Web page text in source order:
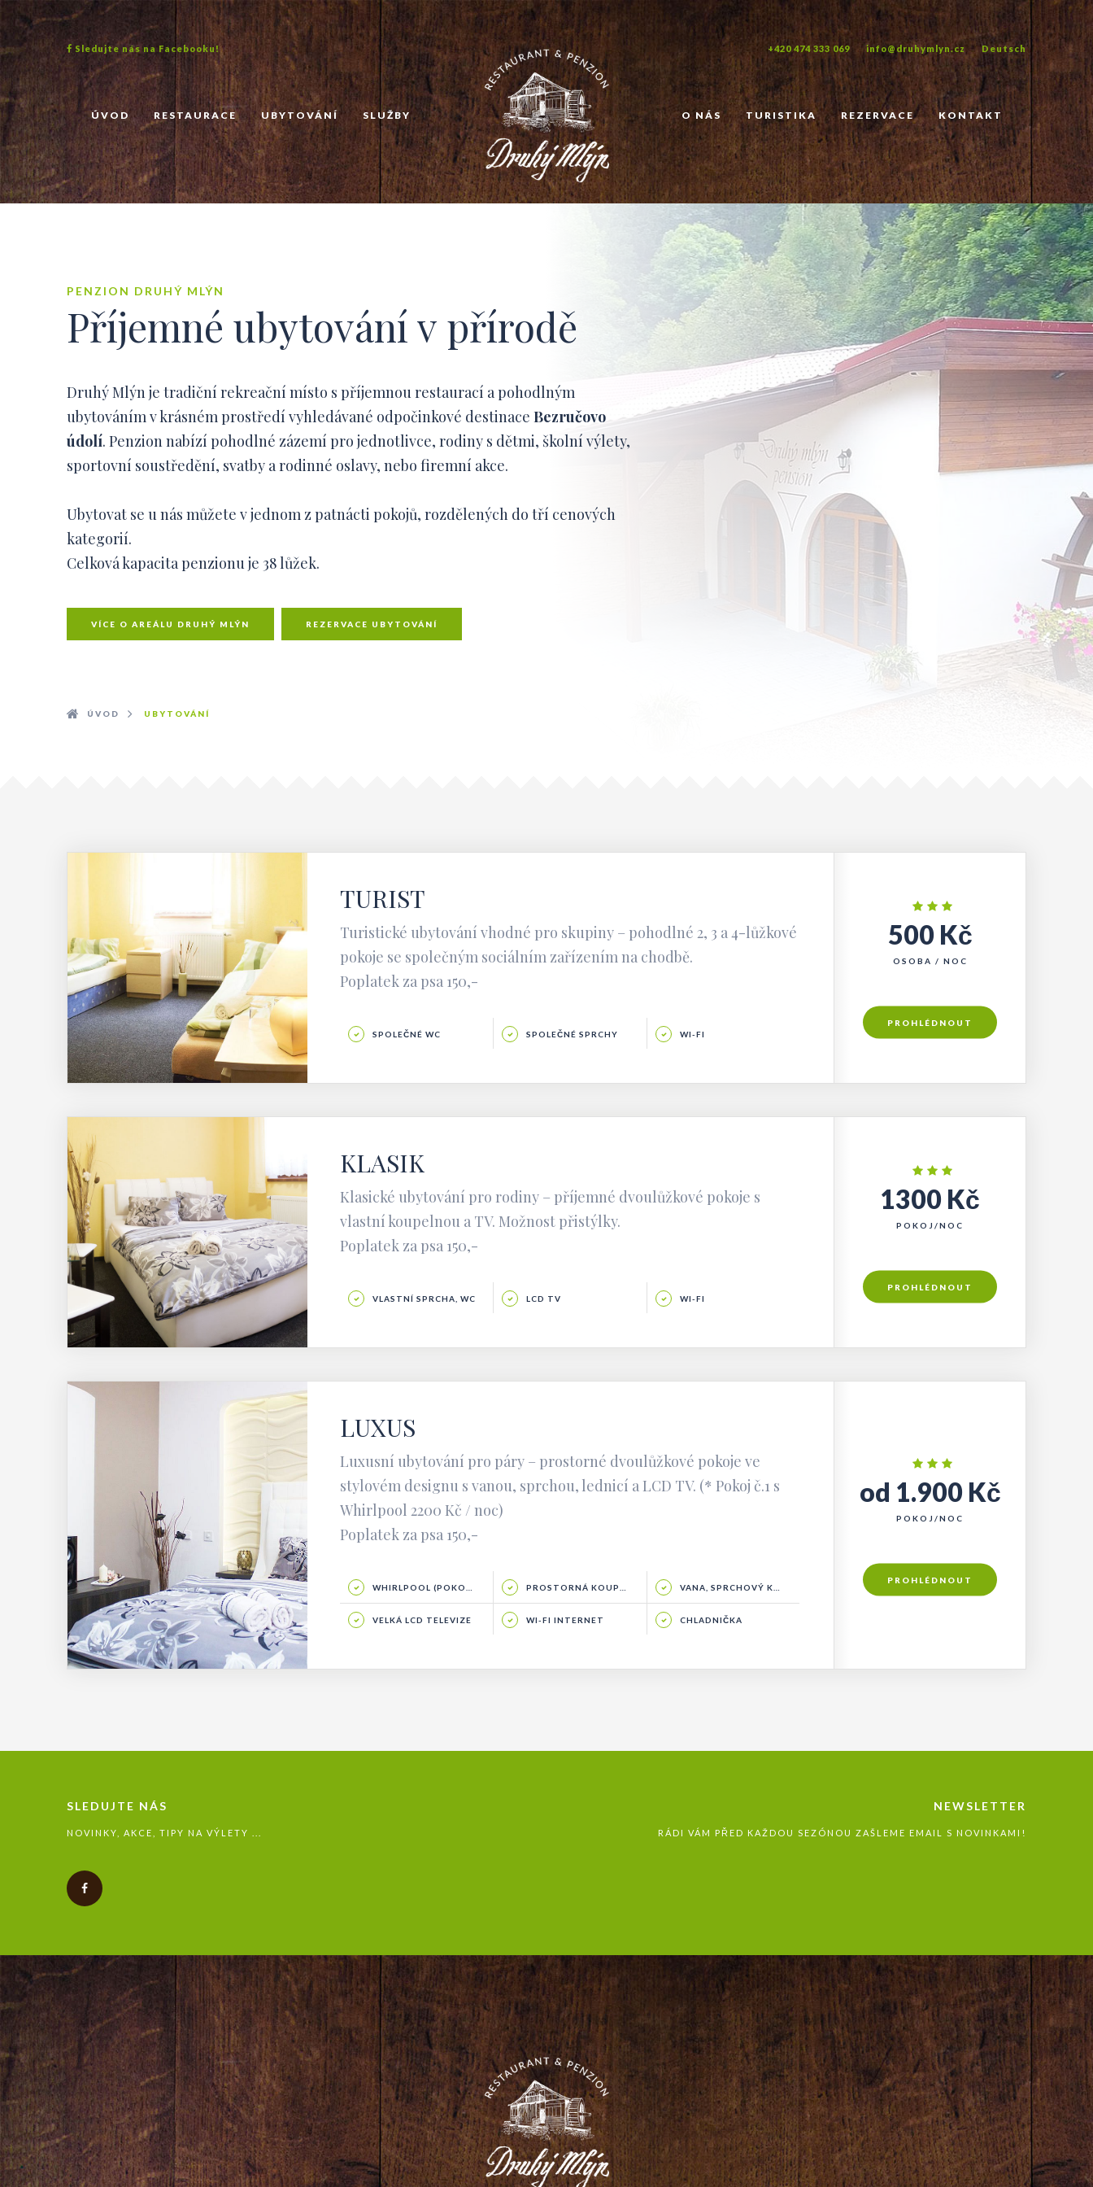
Sledujte nás na Facebooku! +420 474 333 069 info@druhymlyn.cz Deutsch
ÚVOD RESTAURACE UBYTOVÁNÍ SLUŽBY O NÁS TURISTIKA REZERVACE KONTAKT
PENZION DRUHÝ MLÝN
Příjemné ubytování v přírodě
Druhý Mlýn je tradiční rekreační místo s příjemnou restaurací a pohodlným
ubytováním v krásném prostředí vyhledávané odpočinkové destinace Bezručovo
údolí. Penzion nabízí pohodlné zázemí pro jednotlivce, rodiny s dětmi, školní výlety,
sportovní soustředění, svatby a rodinné oslavy, nebo firemní akce.
Ubytovat se u nás můžete v jednom z patnácti pokojů, rozdělených do tří cenových
kategorií.
Celková kapacita penzionu je 38 lůžek.
VÍCE O AREÁLU DRUHÝ MLÝN REZERVACE UBYTOVÁNÍ
ÚVOD UBYTOVÁNÍ
TURIST
Turistické ubytování vhodné pro skupiny – pohodlné 2, 3 a 4-lůžkové
pokoje se společným sociálním zařízením na chodbě.
Poplatek za psa 150,-
SPOLEČNÉ WC SPOLEČNÉ SPRCHY WI-FI
500 Kč
OSOBA / NOC
PROHLÉDNOUT
KLASIK
Klasické ubytování pro rodiny – příjemné dvoulůžkové pokoje s
vlastní koupelnou a TV. Možnost přistýlky.
Poplatek za psa 150,-
VLASTNÍ SPRCHA, WC LCD TV WI-FI
1300 Kč
POKOJ/NOC
PROHLÉDNOUT
LUXUS
Luxusní ubytování pro páry – prostorné dvoulůžkové pokoje ve
stylovém designu s vanou, sprchou, lednicí a LCD TV. (* Pokoj č.1 s
Whirlpool 2200 Kč / noc)
Poplatek za psa 150,-
WHIRLPOOL (POKOJ Č.1) PROSTORNÁ KOUPELNA VANA, SPRCHOVÝ KOUT
VELKÁ LCD TELEVIZE WI-FI INTERNET CHLADNIČKA
od 1.900 Kč
POKOJ/NOC
PROHLÉDNOUT
SLEDUJTE NÁS
NOVINKY, AKCE, TIPY NA VÝLETY ...
NEWSLETTER
RÁDI VÁM PŘED KAŽDOU SEZÓNOU ZAŠLEME EMAIL S NOVINKAMI!